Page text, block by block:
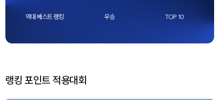
역대 베스트 랭킹 우승 TOP 10
랭킹 포인트 적용대회